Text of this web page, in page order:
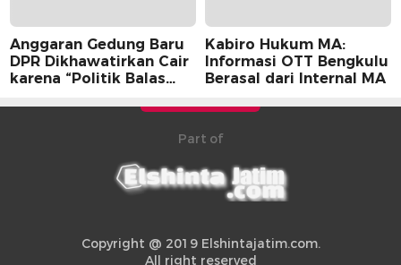
Anggaran Gedung Baru
DPR Dikhawatirkan Cair
karena “Politik Balas
Kabiro Hukum MA:
Informasi OTT Bengkulu
Berasal dari Internal MA
Part of
Copyright @ 2019 Elshintajatim.com.
All right reserved